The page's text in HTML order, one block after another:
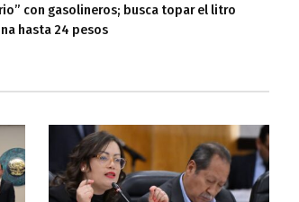
con gasolineros; busca topar el litro
hasta 24 pesos